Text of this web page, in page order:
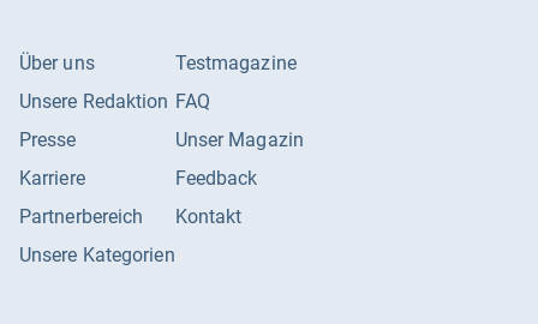
Über uns
Unsere Redaktion
Presse
Karriere
Partnerbereich
Unsere Kategorien
Testmagazine
FAQ
Unser Magazin
Feedback
Kontakt